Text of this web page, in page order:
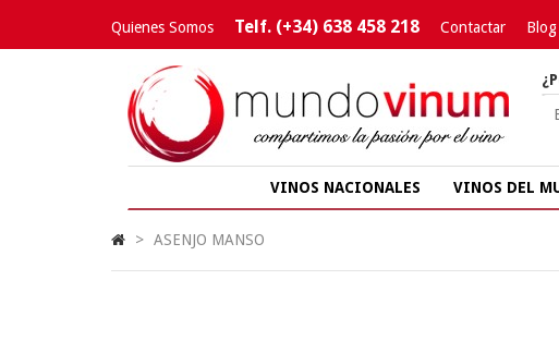
Quienes Somos Telf. (+34) 638 458 218 Contactar Blog
VINOS NACIONALES VINOS DEL
> ASENJO MANSO